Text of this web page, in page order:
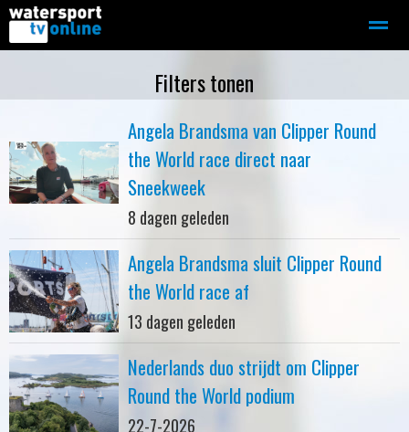
Motorboot-sloep Adverteren
Home
Filters tonen
Angela Brandsma van Clipper Round
the World race direct naar
Sneekweek
8 dagen geleden
Angela Brandsma sluit Clipper Round
the World race af
13 dagen geleden
Nederlands duo strijdt om Clipper
Round the World podium
22-7-2026